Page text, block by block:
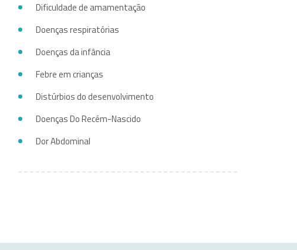
Dificuldade de amamentação
Doenças respiratórias
Doenças da infância
Febre em crianças
Distúrbios do desenvolvimento
Doenças Do Recém-Nascido
Dor Abdominal